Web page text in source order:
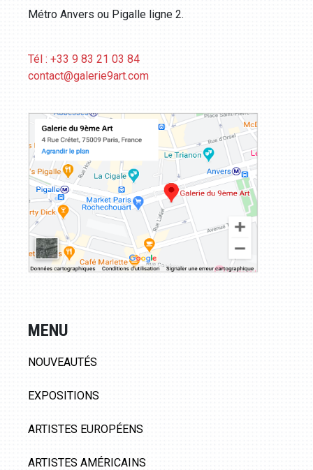
Métro Anvers ou Pigalle ligne 2.
Tél : +33 9 83 21 03 84
contact@galerie9art.com
MENU
NOUVEAUTÉS
EXPOSITIONS
ARTISTES EUROPÉENS
ARTISTES AMÉRICAINS